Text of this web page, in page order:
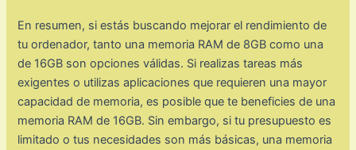
En resumen, si estás buscando mejorar el rendimiento de
tu ordenador, tanto una memoria RAM de 8GB como una
de 16GB son opciones válidas. Si realizas tareas más
exigentes o utilizas aplicaciones que requieren una mayor
capacidad de memoria, es posible que te beneficies de una
memoria RAM de 16GB. Sin embargo, si tu presupuesto es
limitado o tus necesidades son más básicas, una memoria